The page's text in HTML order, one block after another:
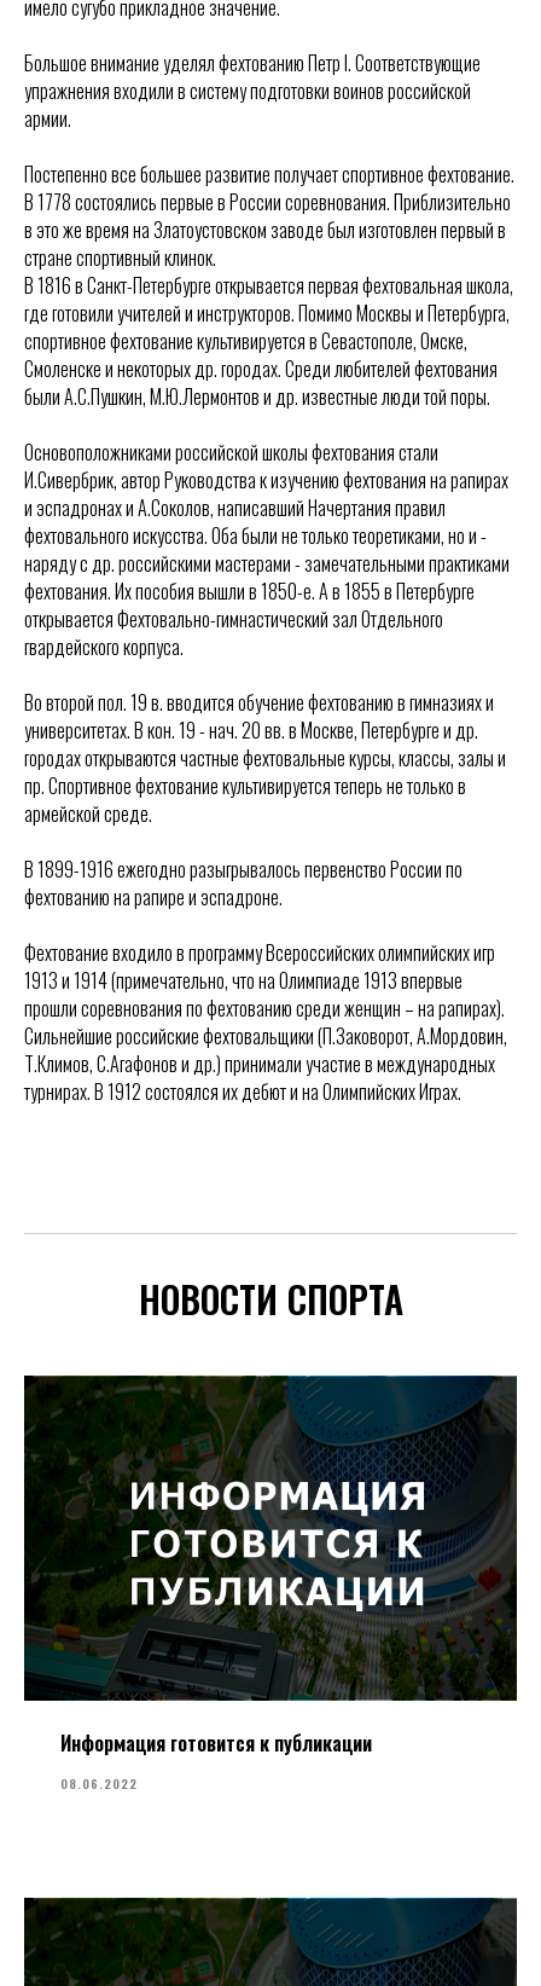
имело сугубо прикладное значение.
Большое внимание уделял фехтованию Петр I. Соответствующие
упражнения входили в систему подготовки воинов российской
армии.
Постепенно все большее развитие получает спортивное фехтование.
В 1778 состоялись первые в России соревнования. Приблизительно
в это же время на Златоустовском заводе был изготовлен первый в
стране спортивный клинок.
В 1816 в Санкт-Петербурге открывается первая фехтовальная школа,
где готовили учителей и инструкторов. Помимо Москвы и Петербурга,
спортивное фехтование культивируется в Севастополе, Омске,
Смоленске и некоторых др. городах. Среди любителей фехтования
были А.С.Пушкин, М.Ю.Лермонтов и др. известные люди той поры.
Основоположниками российской школы фехтования стали
И.Сивербрик, автор Руководства к изучению фехтования на рапирах
и эспадронах и А.Соколов, написавший Начертания правил
фехтовального искусства. Оба были не только теоретиками, но и -
наряду с др. российскими мастерами - замечательными практиками
фехтования. Их пособия вышли в 1850-е. А в 1855 в Петербурге
открывается Фехтовально-гимнастический зал Отдельного
гвардейского корпуса.
Во второй пол. 19 в. вводится обучение фехтованию в гимназиях и
университетах. В кон. 19 - нач. 20 вв. в Москве, Петербурге и др.
городах открываются частные фехтовальные курсы, классы, залы и
пр. Спортивное фехтование культивируется теперь не только в
армейской среде.
В 1899-1916 ежегодно разыгрывалось первенство России по
фехтованию на рапире и эспадроне.
Фехтование входило в программу Всероссийских олимпийских игр
1913 и 1914 (примечательно, что на Олимпиаде 1913 впервые
прошли соревнования по фехтованию среди женщин – на рапирах).
Сильнейшие российские фехтовальщики (П.Заковорот, А.Мордовин,
Т.Климов, С.Агафонов и др.) принимали участие в международных
турнирах. В 1912 состоялся их дебют и на Олимпийских Играх.
НОВОСТИ СПОРТА
Информация готовится к публикации
08.06.2022